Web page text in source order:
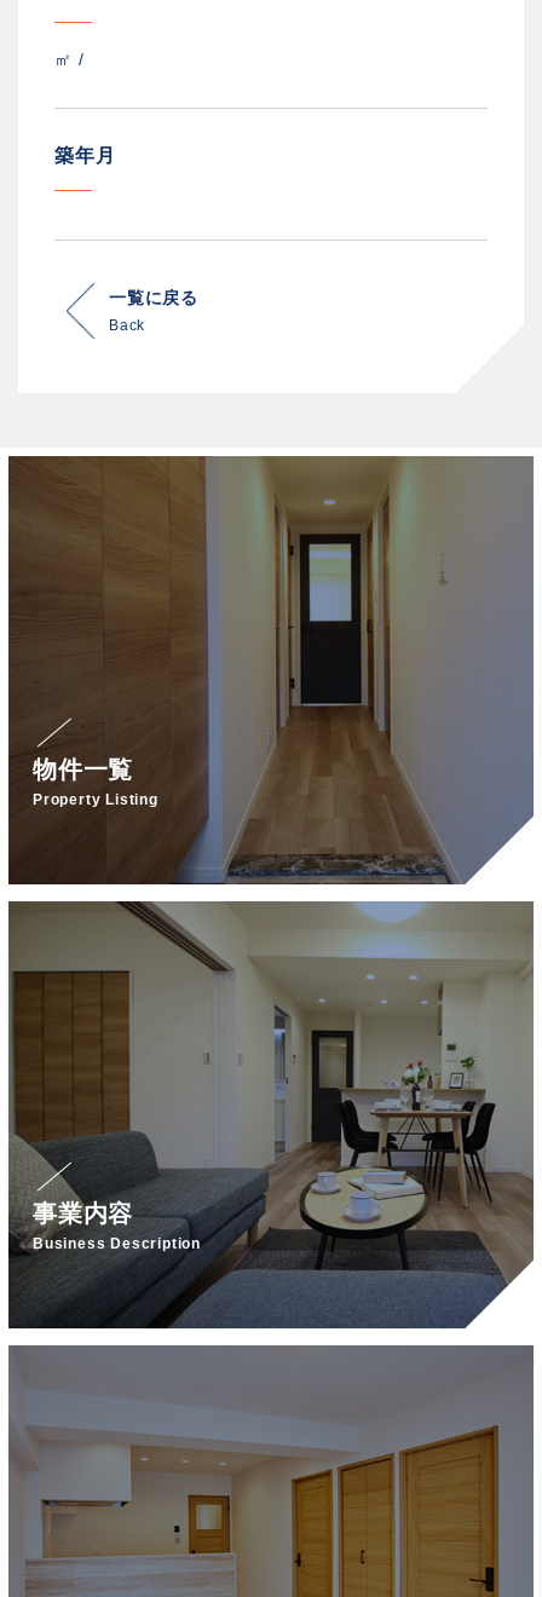
㎡ /
築年月
一覧に戻る
Back
物件一覧
Property Listing
事業内容
Business Description